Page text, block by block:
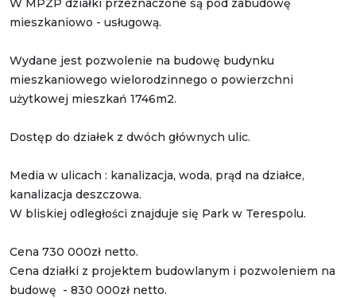
W MPZP działki przeznaczone są pod zabudowę
mieszkaniowo - usługową.
Wydane jest pozwolenie na budowę budynku
mieszkaniowego wielorodzinnego o powierzchni
użytkowej mieszkań 1746m2.
Dostęp do działek z dwóch głównych ulic.
Media w ulicach : kanalizacja, woda, prąd na działce,
kanalizacja deszczowa.
W bliskiej odległości znajduje się Park w Terespolu.
Cena 730 000zł netto.
Cena działki z projektem budowlanym i pozwoleniem na
budowę - 830 000zł netto.